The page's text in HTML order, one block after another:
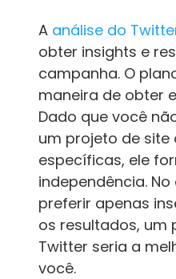
A análise do
obter insights e
campanha. O
maneira de obter
Dado que você
um projeto de site
específicas, ele
independência.
preferir apenas
os resultados, um
Twitter seria a
você.